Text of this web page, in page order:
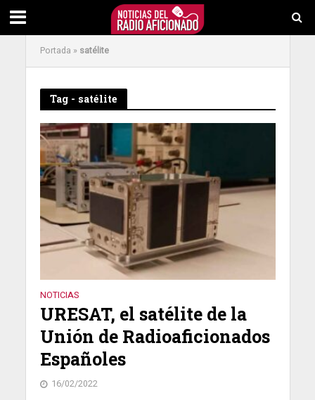
Portada » satélite
Tag - satélite
NOTICIAS
URESAT, el satélite de la
Unión de Radioaficionados
Españoles
16/02/2022